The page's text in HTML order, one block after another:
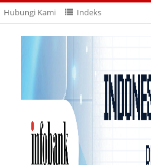
Hubungi Kami Indeks